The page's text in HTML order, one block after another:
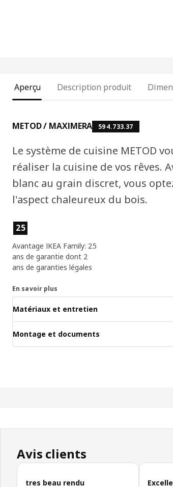
Aperçu Description produit
METOD / MAXIMERA 594.733.37
Le système de cuisine METOD
réaliser la cuisine de vos rêves.
blanc au grain discret, vous
l'aspect chaleureux du bois.
Caractéristiques du produit
25
Avantage IKEA Family: 25
ans de garantie dont 2
ans de garanties légales
En savoir plus
Matériaux et entretien
Montage et documents
Avis clients
Ignorer les avis clients
tres beau rendu